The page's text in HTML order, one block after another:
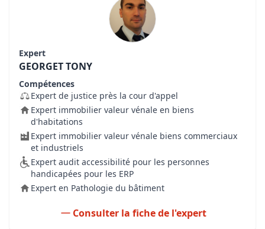
Expert
GEORGET TONY
Compétences
Expert de justice près la cour d'appel
Expert immobilier valeur vénale en biens
d'habitations
Expert immobilier valeur vénale biens commerciaux
et industriels
Expert audit accessibilité pour les personnes
handicapées pour les ERP
Expert en Pathologie du bâtiment
Consulter la fiche de l'expert